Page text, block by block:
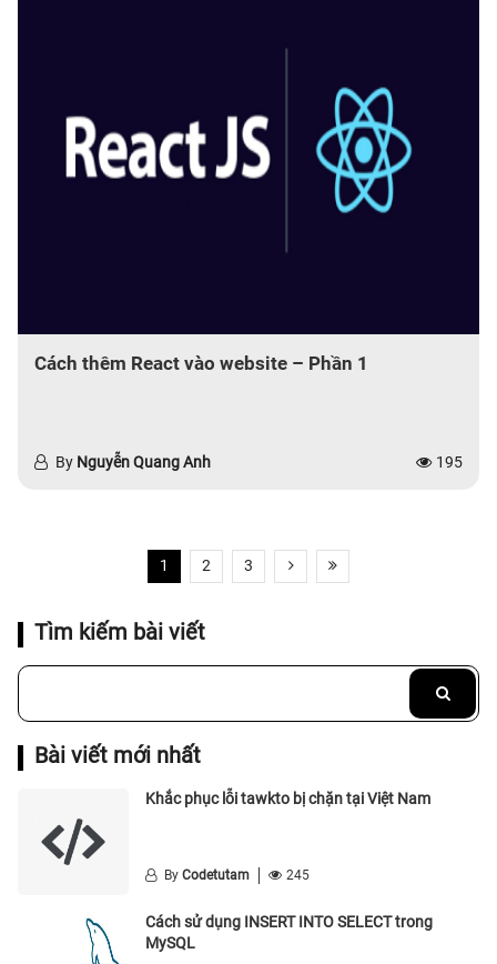
Cách thêm React vào website – Phần 1
By Nguyễn Quang Anh 195
1 2 3
Tìm kiếm bài viết
Bài viết mới nhất
Khắc phục lỗi tawkto bị chặn tại Việt Nam
By Codetutam 245
Cách sử dụng INSERT INTO SELECT trong
MySQL